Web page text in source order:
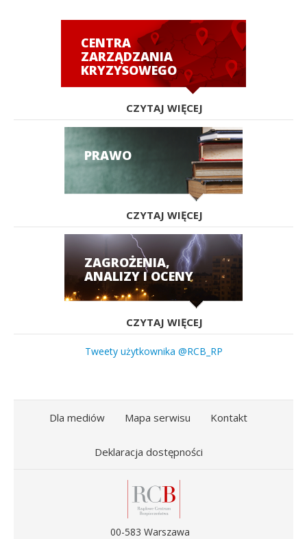
CENTRA
ZARZĄDZANIA
KRYZYSOWEGO
CZYTAJ WIĘCEJ
PRAWO
CZYTAJ WIĘCEJ
ZAGROŻENIA,
ANALIZY I OCENY
CZYTAJ WIĘCEJ
Tweety użytkownika @RCB_RP
Dla mediów Mapa serwisu Kontakt
Deklaracja dostępności
00-583 Warszawa